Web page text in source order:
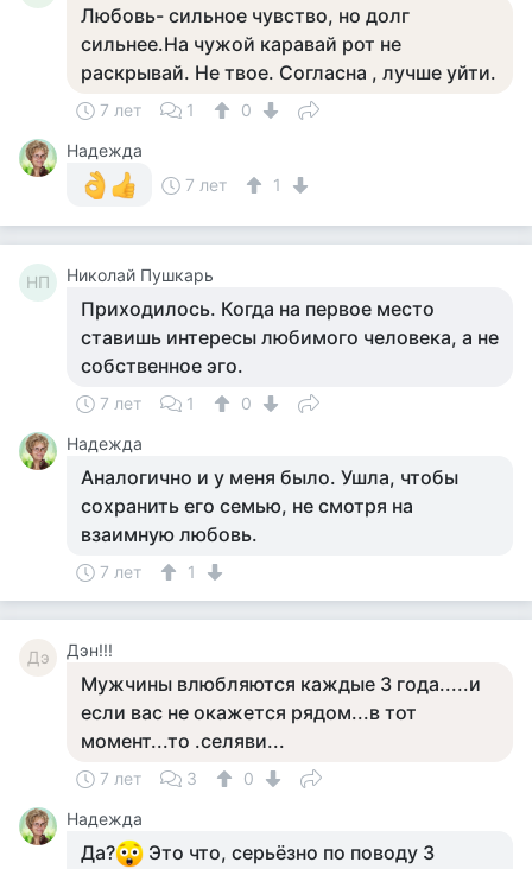
Любовь- сильное чувство, но долг
сильнее.На чужой каравай рот не
раскрывай. Не твое. Согласна , лучше уйти.
7 лет 1
0
Надежда
7 лет
1
НП Николай Пушкарь
Приходилось. Когда на первое место
ставишь интересы любимого человека, а не
собственное эго.
7 лет 1
0
Надежда
Аналогично и у меня было. Ушла, чтобы
сохранить его семью, не смотря на
взаимную любовь.
7 лет 1
Дэ Дэн!!!
Мужчины влюбляются каждые 3 года.....и
если вас не окажется рядом...в тот
момент...то .селяви...
7 лет 3
0
Надежда
Да?
Это что, серьёзно по поводу 3